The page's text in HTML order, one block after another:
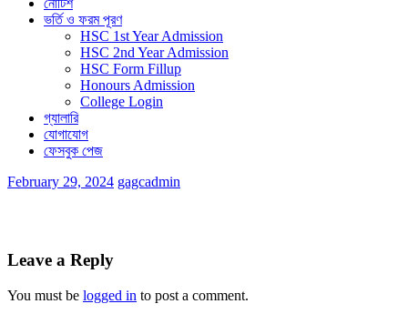
ভর্তি ও ফরম পূরণ
HSC 1st Year Admission
HSC 2nd Year Admission
HSC Form Fillup
Honours Admission
College Login
গ্যালারি
যোগাযোগ
ফেসবুক পেজ
February 29, 2024 gagcadmin
Leave a Reply
You must be logged in to post a comment.